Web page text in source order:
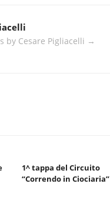
by Cesare Pigliacelli →
1^ tappa del Circuito
“Correndo in Ciociaria”